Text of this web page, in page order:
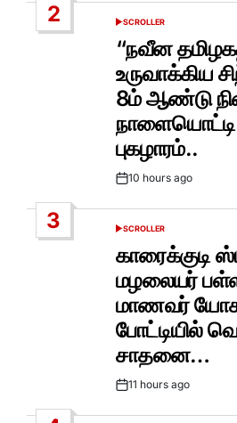
2
POSTED
IN
SCROLLER
“நவீன
உருவாக்கிய
8ம் ஆண்டு
புகழாரம்..
Post10 hours ago
3
POSTED
SCROLLER
காரைக்குடி
மழலையர்
மாணவர்
போட்டியில்
சாதனை…
Post11 hours ago